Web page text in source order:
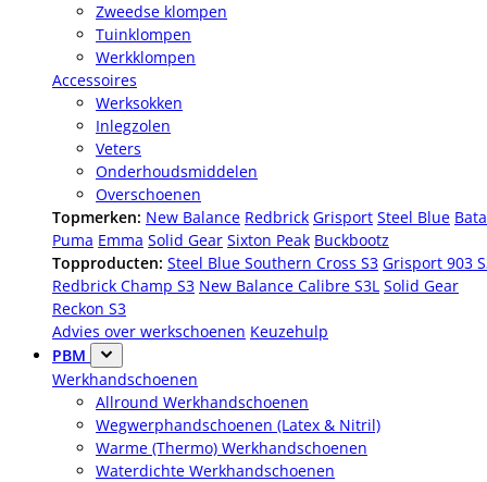
Zweedse klompen
Tuinklompen
Werkklompen
Accessoires
Werksokken
Inlegzolen
Veters
Onderhoudsmiddelen
Overschoenen
Topmerken: New Balance Redbrick Grisport Steel Blue Bata
Puma Emma Solid Gear Sixton Peak Buckbootz
Topproducten: Steel Blue Southern Cross S3 Grisport 903
Redbrick Champ S3 New Balance Calibre S3L Solid Gear
Reckon S3
Advies over werkschoenen Keuzehulp
PBM
Werkhandschoenen
Allround Werkhandschoenen
Wegwerphandschoenen (Latex & Nitril)
Warme (Thermo) Werkhandschoenen
Waterdichte Werkhandschoenen